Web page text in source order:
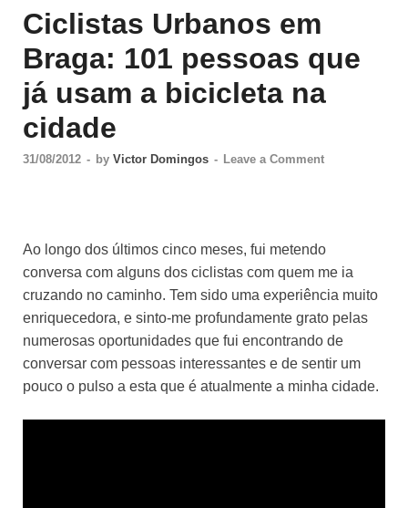
Ciclistas Urbanos em
Braga: 101 pessoas que
já usam a bicicleta na
cidade
31/08/2012 - by Victor Domingos - Leave a Comment
Ao longo dos últimos cinco meses, fui metendo
conversa com alguns dos ciclistas com quem me ia
cruzando no caminho. Tem sido uma experiência muito
enriquecedora, e sinto-me profundamente grato pelas
numerosas oportunidades que fui encontrando de
conversar com pessoas interessantes e de sentir um
pouco o pulso a esta que é atualmente a minha cidade.